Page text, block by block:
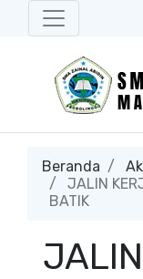
Beranda
JALIN
BATIK